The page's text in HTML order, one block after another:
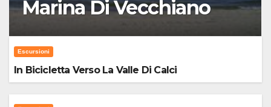
Marina Di Vecchiano
Escursioni
In Bicicletta Verso La Valle Di Calci